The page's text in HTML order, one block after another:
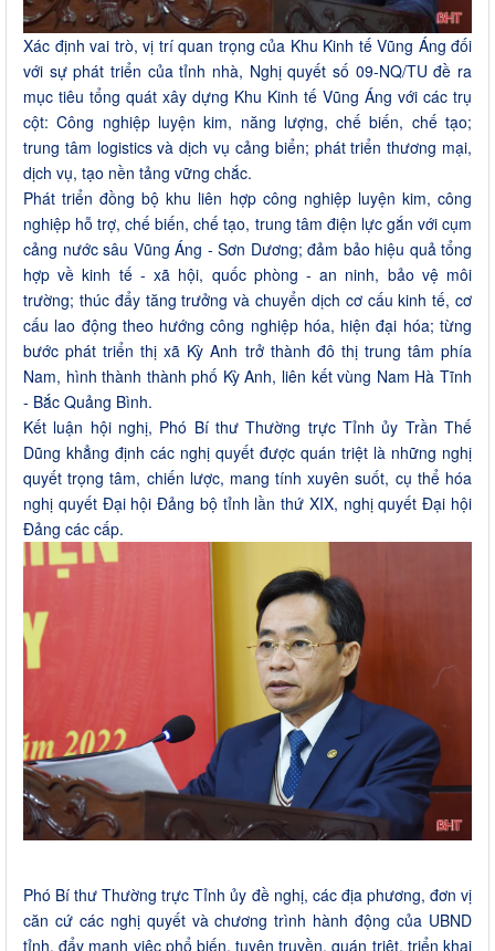
Xác định vai trò, vị trí quan trọng của Khu Kinh tế Vũng Áng đối
với sự phát triển của tỉnh nhà, Nghị quyết số 09-NQ/TU đề ra
mục tiêu tổng quát xây dựng Khu Kinh tế Vũng Áng với các trụ
cột: Công nghiệp luyện kim, năng lượng, chế biến, chế tạo;
trung tâm logistics và dịch vụ cảng biển; phát triển thương mại,
dịch vụ, tạo nền tảng vững chắc.
Phát triển đồng bộ khu liên hợp công nghiệp luyện kim, công
nghiệp hỗ trợ, chế biến, chế tạo, trung tâm điện lực gắn với cụm
cảng nước sâu Vũng Áng - Sơn Dương; đảm bảo hiệu quả tổng
hợp về kinh tế - xã hội, quốc phòng - an ninh, bảo vệ môi
trường; thúc đẩy tăng trưởng và chuyển dịch cơ cấu kinh tế, cơ
cấu lao động theo hướng công nghiệp hóa, hiện đại hóa; từng
bước phát triển thị xã Kỳ Anh trở thành đô thị trung tâm phía
Nam, hình thành thành phố Kỳ Anh, liên kết vùng Nam Hà Tĩnh
- Bắc Quảng Bình.
Kết luận hội nghị, Phó Bí thư Thường trực Tỉnh ủy Trần Thế
Dũng khẳng định các nghị quyết được quán triệt là những nghị
quyết trọng tâm, chiến lược, mang tính xuyên suốt, cụ thể hóa
nghị quyết Đại hội Đảng bộ tỉnh lần thứ XIX, nghị quyết Đại hội
Đảng các cấp.
Phó Bí thư Thường trực Tỉnh ủy đề nghị, các địa phương, đơn vị
căn cứ các nghị quyết và chương trình hành động của UBND
tỉnh, đẩy mạnh việc phổ biến, tuyên truyền, quán triệt, triển khai